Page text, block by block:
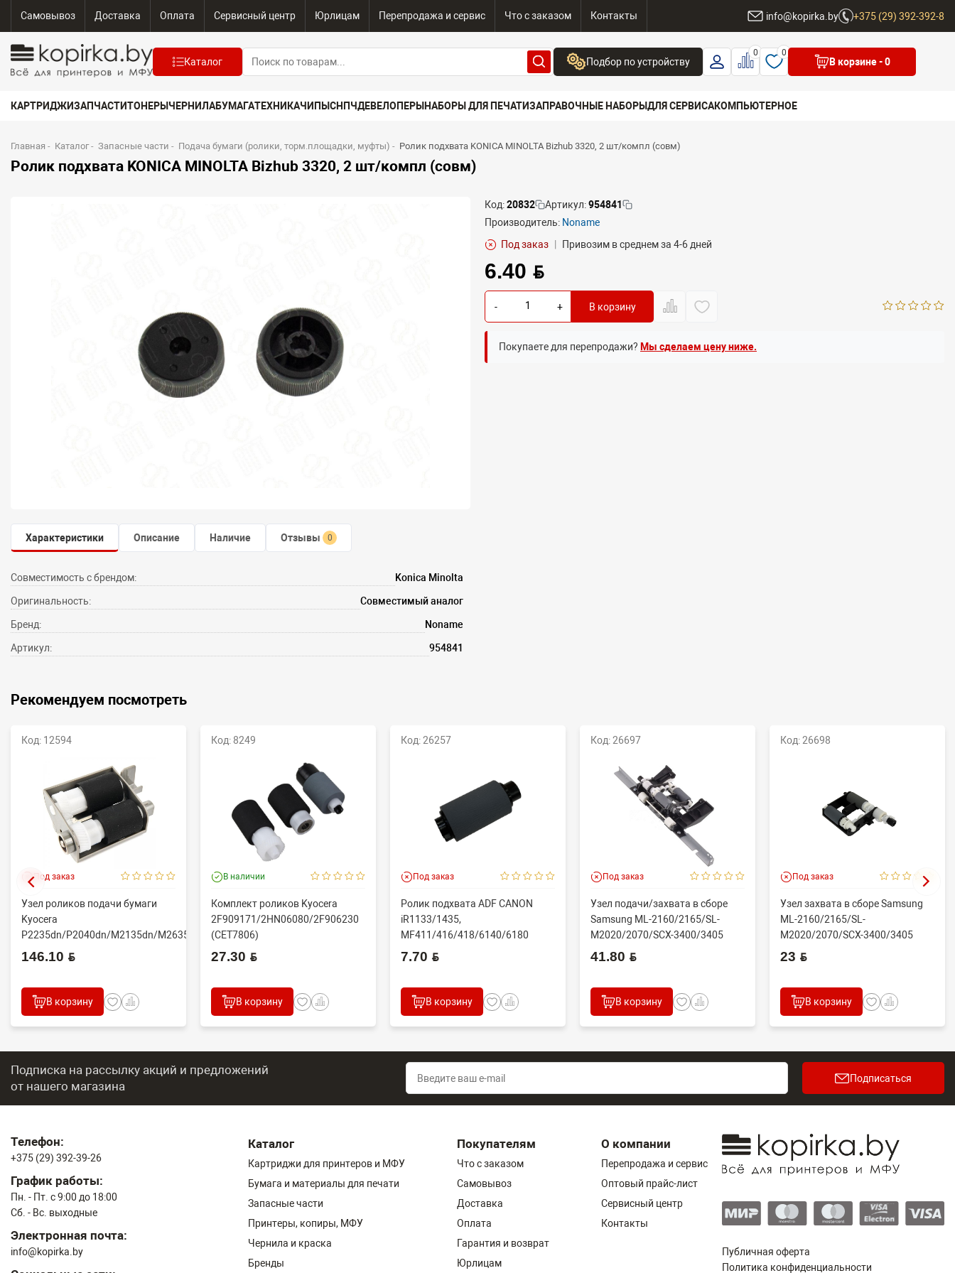
Самовывоз Доставка Оплата Сервисный центр Юрлицам Перепродажа и сервис Что с заказом Контакты info@kopirka.by +375 (29) 392-392-8
Каталог Подбор по устройству
Выберите бренд
Сначала выберите бренд
0 0
В корзине- 0
КАРТРИДЖИЗАПЧАСТИТОНЕРЫ ЧЕРНИЛАБУМАГАТЕХНИКАЧИПЫСНПЧДЕВЕЛОПЕРЫ НАБОРЫ ДЛЯ ПЕЧАТИЗАПРАВОЧНЫЕ НАБОРЫДЛЯ СЕРВИСАКОМПЬЮТЕРНОЕ
Главная - Каталог - Запасные части - Подача бумаги (ролики, торм.площадки, муфты) - Ролик подхвата KONICA MINOLTA Bizhub 3320, 2 шт/компл (совм)
Ролик подхвата KONICA MINOLTA Bizhub 3320, 2 шт/компл (совм)
Характеристики Описание Наличие Отзывы 0
Совместимость с брендом: Konica Minolta
Оригинальность: Совместимый аналог
Бренд: Noname
Артикул: 954841
Код:20832 Артикул:954841
Производитель: Noname
Под заказ
Привозим в среднем за 4-6 дней
6.40 BYN
- + В корзину
Покупаете для перепродажи? Мы сделаем цену ниже.
Рекомендуем посмотреть
Код: 12594
Под заказ
Узел роликов подачи бумаги
Kyocera
P2235dn/P2040dn/M2135dn/M2635dn/M2735dw/M2040dn
(O...
146.10 BYN
В корзину
Код: 8249
В наличии
Комплект роликов Kyocera
2F909171/2HN06080/2F906230
(CET7806)
2100DN/4100DN/4200DN/60...
27.30 BYN
В корзину
Код: 26257
Под заказ
Ролик подхвата ADF CANON
iR1133/1435,
MF411/416/418/6140/6180
(CET), DGP0606, FC7-618...
7.70 BYN
В корзину
Код: 26697
Под заказ
Узел подачи/захвата в сборе
Samsung ML-2160/2165/SL-
M2020/2070/SCX-3400/3405
(совм) J...
41.80 BYN
В корзину
Код: 26698
Под заказ
Узел захвата в сборе Samsung
ML-2160/2165/SL-
M2020/2070/SCX-3400/3405
(совм) JC93-005...
23 BYN
В корзину
Подписка на рассылку акций и предложений
от нашего магазина
Подписаться
Телефон:
+375 (29) 392-39-26
График работы:
Пн. - Пт. с 9:00 до 18:00
Сб. - Вс. выходные
Электронная почта:
info@kopirka.by
Каталог
Картриджи для принтеров и МФУ
Бумага и материалы для печати
Запасные части
Принтеры, копиры, МФУ
Чернила и краска
Бренды
Покупателям
Что с заказом
Самовывоз
Доставка
Оплата
Гарантия и возврат
Юрлицам
О компании
Перепродажа и сервис
Оптовый прайс-лист
Сервисный центр
Контакты
Публичная оферта
Политика конфиденциальности